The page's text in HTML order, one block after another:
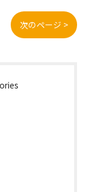
次のページ >